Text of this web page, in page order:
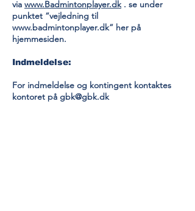
via www.Badmintonplayer.dk. se under
punktet “vejledning til
www.badmintonplayer.dk” her på
hjemmesiden.
Indmeldelse:
For indmeldelse og kontingent kontaktes
kontoret på gbk@gbk.dk